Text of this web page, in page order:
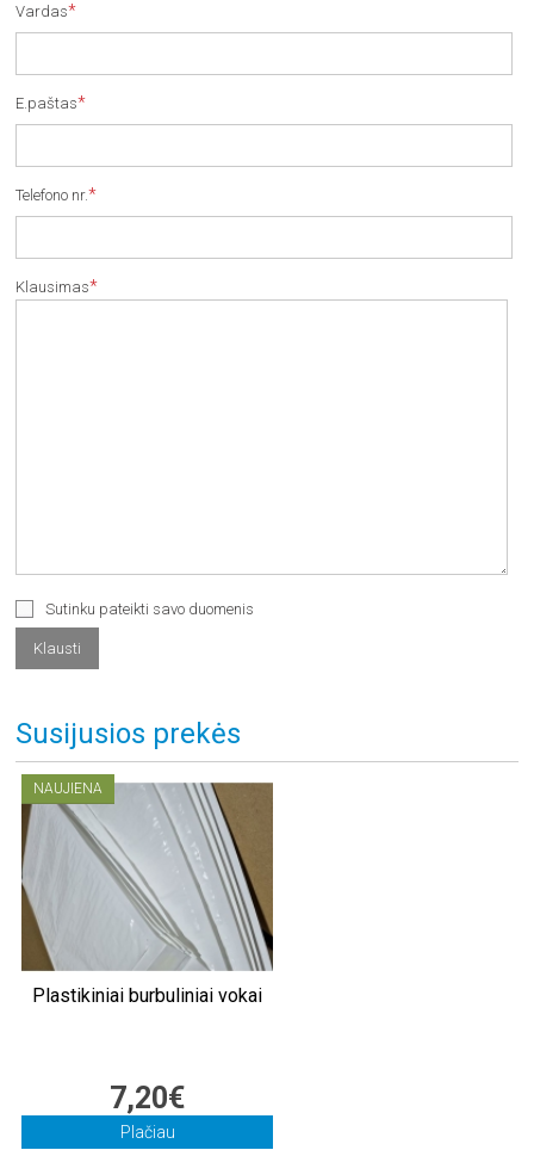
Vardas*
E.paštas*
Telefono nr.*
Klausimas*
Sutinku pateikti savo duomenis
Susijusios prekės
NAUJIENA
Plastikiniai burbuliniai vokai
7,20€
Plačiau